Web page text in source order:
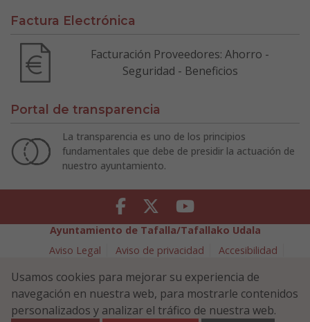
Factura Electrónica
Facturación Proveedores: Ahorro -
Seguridad - Beneficios
Portal de transparencia
La transparencia es uno de los principios
fundamentales que debe de presidir la actuación de
nuestro ayuntamiento.
Facebook Twitter Youtube
Ayuntamiento de Tafalla/Tafallako Udala
Aviso Legal
Aviso de privacidad
Accesibilidad
Política de Seguridad de la Información
Plaza Navarra 5 - 31300 Tafalla (NAVARRA)
948 70 18 11
ayuntamiento@tafalla.es
Usamos cookies para mejorar su experiencia de
navegación en nuestra web, para mostrarle contenidos
personalizados y analizar el tráfico de nuestra web.